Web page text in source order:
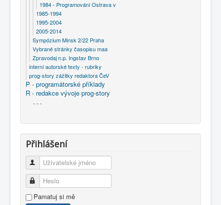
1984 - Programování Ostrava v
1985-1994
1995-2004
2005-2014
Sympózium Minsk 2/22 Praha
Vybrané stránky časopisu maa
Zpravodaj n.p. Ingstav Brno
interní autorské texty - rubriky
prog-story zážitky redaktora ČeV
P - programátorské příklady
R - redakce vývoje prog-story
- - -
Přihlášení
Uživatelské jméno
Heslo
Pamatuj si mě